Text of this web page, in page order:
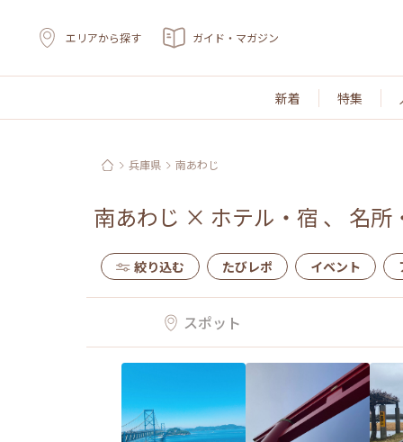
エリアから探す ガイド・マガジン
新着 特集
兵庫県 南あわじ
南あわじ × ホテル・宿 、 名所
絞り込む たびレポ イベント
スポット